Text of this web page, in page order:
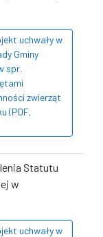
uchwały w
Gminy
spr.
zwierząt
(PDF,
Statutu
w
uchwały w